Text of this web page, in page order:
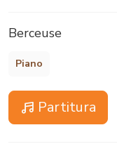
Berceuse
Piano
Partitura